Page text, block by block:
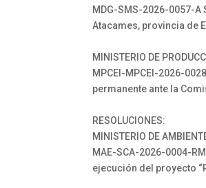
MDG-SMS-2026-0057-
Atacames, provincia de
MINISTERIO DE
MPCEI-MPCEI-2026-
permanente ante la
RESOLUCIONES:
MINISTERIO DE
MAE-SCA-2026-0004-
ejecución del proyecto